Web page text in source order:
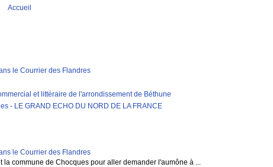
Accueil
le Courrier des Flandres
et littéraire de l'arrondissement de Béthune
- LE GRAND ECHO DU NORD DE LA FRANCE
le Courrier des Flandres
commune de Chocques pour aller demander l'aumône à ...